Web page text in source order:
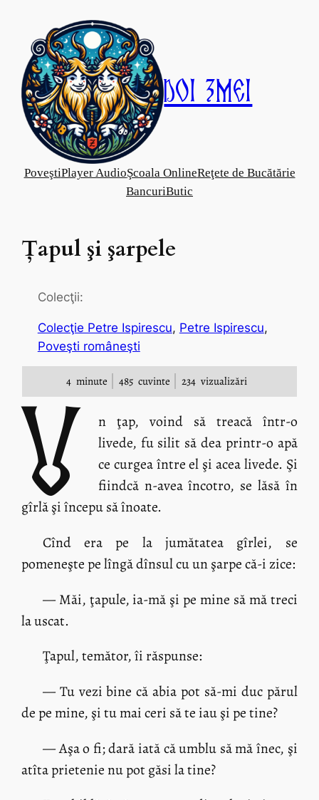
content
Doi Zmei
PoveştiPlayer AudioŞcoala OnlineReţete de Bucătărie
BancuriButic
​Ţapul şi şarpele
Colecţii:
Colecţie Petre Ispirescu, Petre Ispirescu
Poveşti româneşti
4 minute 485 cuvinte 234 vizualizări
U
n ţap, voind să treacă într-o
livede, fu silit să dea printr-o apă
ce curgea între el şi acea livede. Şi
fiindcă n-avea încotro, se lăsă în
gîrlă şi începu să înoate.
Cînd era pe la jumătatea gîrlei, se
pomeneşte pe lîngă dînsul cu un şarpe că-i zice:
— Măi, ţapule, ia-mă şi pe mine să mă treci
la uscat.
Ţapul, temător, îi răspunse:
— Tu vezi bine că abia pot să-mi duc părul
de pe mine, şi tu mai ceri să te iau şi pe tine?
— Aşa o fi; dară iată că umblu să mă înec, şi
atîta prietenie nu pot găsi la tine?